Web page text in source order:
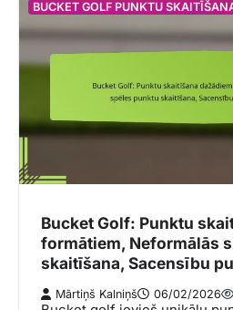
BUCKET GOLF PUNKTU
Bucket Golf: Punktu
formātiem, Neformālās
skaitīšana, Sacensību
Mārtiņš Kalniņš 06/02/2026